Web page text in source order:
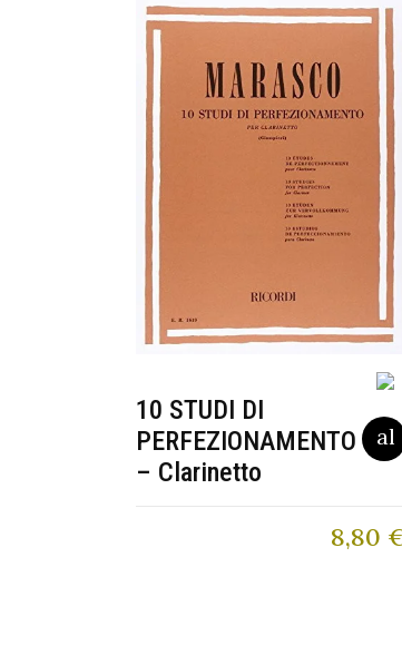
10 STUDI DI
PERFEZIONAMENTO
– Clarinetto
8,80